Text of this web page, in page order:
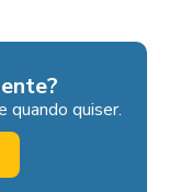
quando quiser.